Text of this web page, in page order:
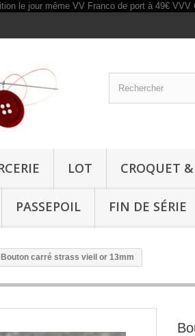
LOT CROQUET
PASSEPOIL FIN DE SÉRIE
Bouton carré strass vieil or 13mm